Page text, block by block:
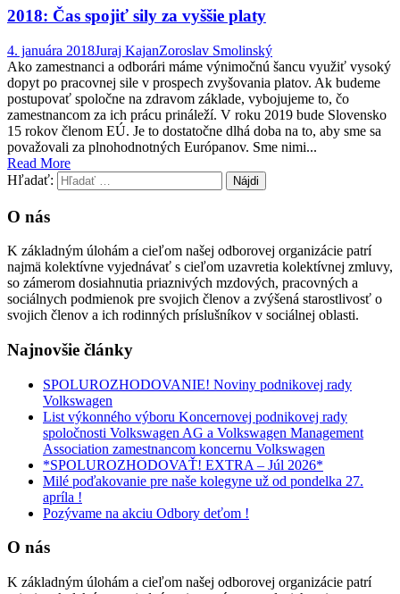
2018: Čas spojiť sily za vyššie platy
4. januára 2018Juraj KajanZoroslav Smolinský
Ako zamestnanci a odborári máme výnimočnú šancu využiť vysoký
dopyt po pracovnej sile v prospech zvyšovania platov. Ak budeme
postupovať spoločne na zdravom základe, vybojujeme to, čo
zamestnancom za ich prácu prináleží. V roku 2019 bude Slovensko
15 rokov členom EÚ. Je to dostatočne dlhá doba na to, aby sme sa
považovali za plnohodnotných Európanov. Sme nimi...
Read More
Hľadať:
O nás
K základným úlohám a cieľom našej odborovej organizácie patrí
najmä kolektívne vyjednávať s cieľom uzavretia kolektívnej zmluvy,
so zámerom dosiahnutia priaznivých mzdových, pracovných a
sociálnych podmienok pre svojich členov a zvýšená starostlivosť o
svojich členov a ich rodinných príslušníkov v sociálnej oblasti.
Najnovšie články
SPOLUROZHODOVANIE! Noviny podnikovej rady
Volkswagen
List výkonného výboru Koncernovej podnikovej rady
spoločnosti Volkswagen AG a Volkswagen Management
Association zamestnancom koncernu Volkswagen
*SPOLUROZHODOVAŤ! EXTRA – Júl 2026*
Milé poďakovanie pre naše kolegyne už od pondelka 27.
apríla !
Pozývame na akciu Odbory deťom !
O nás
K základným úlohám a cieľom našej odborovej organizácie patrí